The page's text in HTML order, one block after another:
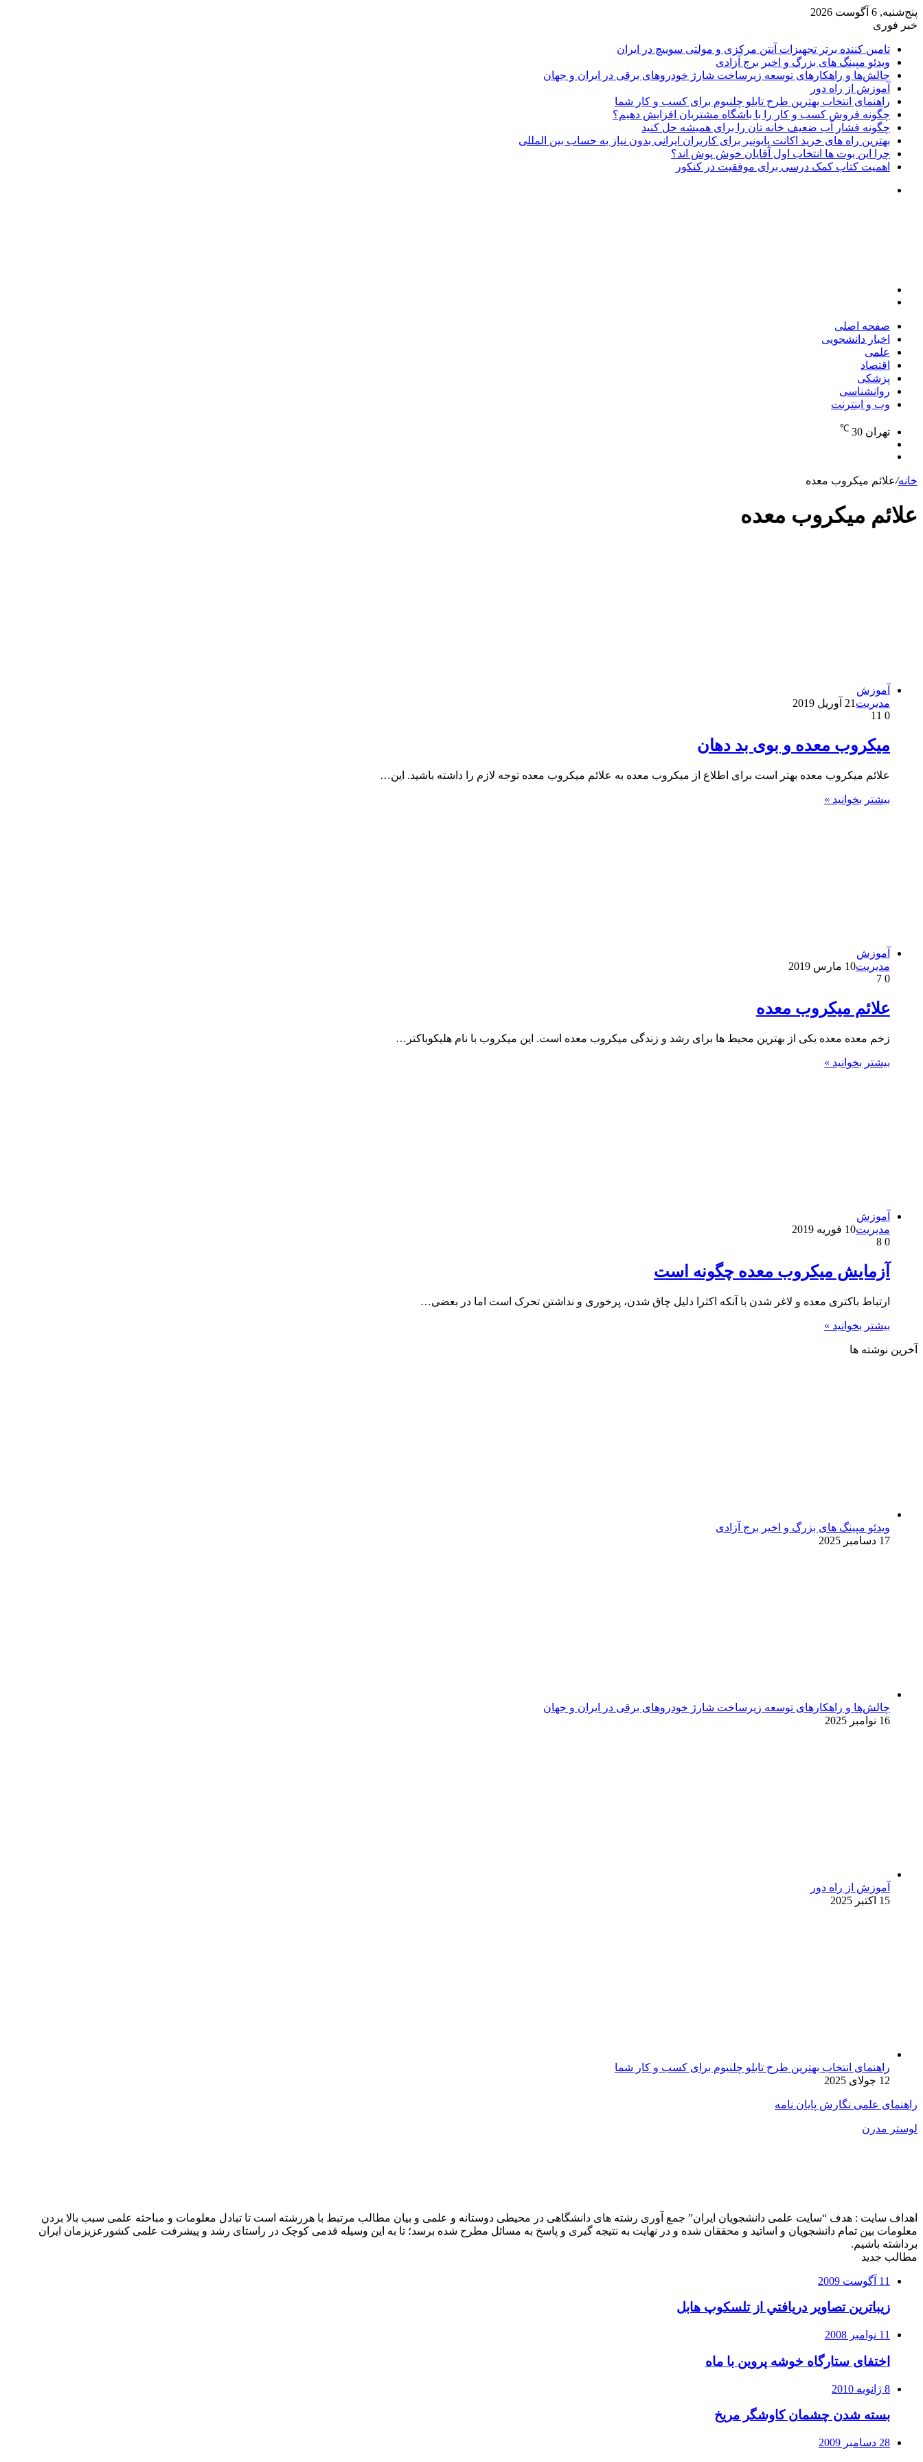
پنج‌شنبه, 6 آگوست 2026
خبر فوری
تامین کننده برتر تجهیزات آنتن مرکزی و مولتی سوییچ در ایران
ویدئو مپینگ های بزرگ و اخیر برج آزادی
چالش‌ها و راهکارهای توسعه زیرساخت شارژ خودروهای برقی در ایران و جهان
آموزش از راه دور
راهنمای انتخاب بهترین طرح تابلو چلنیوم برای کسب و کار شما
چگونه فروش کسب و کار را با باشگاه مشتریان افزایش دهیم؟
چگونه فشار آب ضعیف خانه تان را برای همیشه حل کنید
بهترین راه های خرید اکانت پایونیر برای کاربران ایرانی بدون نیاز به حساب بین المللی
چرا این بوت ها انتخاب اول آقایان خوش پوش اند؟
اهمیت کتاب کمک درسی برای موفقیت در کنکور
صفحه اصلی
اخبار دانشجویی
علمی
اقتصاد
پزشکی
روانشناسی
وب و اینترنت
تهران 30
℃
خانه/علائم میکروب معده
علائم میکروب معده
آموزش
مدیریت 21 آوریل 2019
0
میکروب معده و بوی بد دهان
علائم میکروب معده بهتر است برای اطلاع از میکروب معده به علائم میکروب معده توجه لازم را داشته باشید. این…
بیشتر بخوانید »
آموزش
مدیریت10 مارس 2019
0
علائم میکروب معده
زخم معده معده یکی از بهترین محیط ها برای رشد و زندگی میکروب معده است. این میکروب با نام هلیکوباکتر…
بیشتر بخوانید »
آموزش
مدیریت10 فوریه 2019
0
آزمایش میکروب معده چگونه است
ارتباط باکتری معده و لاغر شدن با آنکه اکثرا دلیل چاق شدن، پرخوری و نداشتن تحرک است اما در بعضی…
بیشتر بخوانید »
آخرین نوشته ها
ویدئو مپینگ های بزرگ و اخیر برج آزادی
17 دسامبر 2025
چالش‌ها و راهکارهای توسعه زیرساخت شارژ خودروهای برقی در ایران و جهان
16 نوامبر 2025
آموزش از راه دور
15 اکتبر 2025
راهنمای انتخاب بهترین طرح تابلو چلنیوم برای کسب و کار شما
12 جولای 2025
راهنمای علمی نگارش پایان نامه
لوستر مدرن
اهداف سایت : هدف “سایت علمی دانشجویان ایران” جمع آوری رشته های دانشگاهی در محیطی دوستانه و علمی و بیان مطالب مرتبط با هررشته است تا تبادل معلومات و مباحثه علمی سبب بالا بردن
معلومات بین تمام دانشجویان و اساتید و محققان شده و در نهایت به نتیجه گیری و پاسخ به مسائل مطرح شده برسد؛ تا به این وسیله قدمی کوچک در راستای رشد و پیشرفت علمی کشورعزیزمان ایران
برداشته باشیم.
مطالب جدید
11 آگوست 2009
زيباترين تصاوير دريافتي از تلسكوپ هابل
11 نوامبر 2008
اختفای ستارگاه خوشه پروین با ماه
8 ژانویه 2010
بسته شدن چشمان کاوشگر مريخ
28 دسامبر 2009